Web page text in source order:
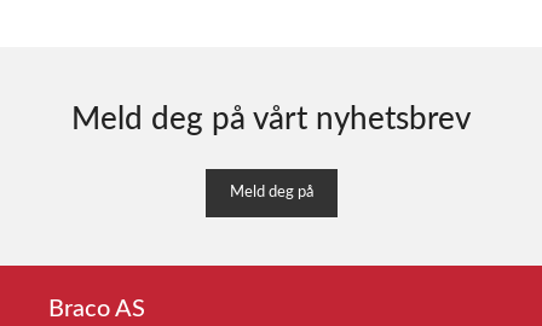
Meld deg på vårt nyhetsbrev
Meld deg på
Braco AS